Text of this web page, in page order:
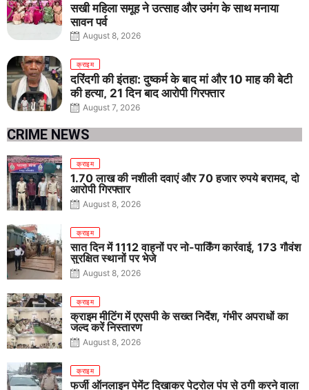
सखी महिला समूह ने उत्साह और उमंग के साथ मनाया
सावन पर्व
August 8, 2026
क्राइम
दरिंदगी की इंतहा: दुष्कर्म के बाद मां और 10 माह की बेटी
की हत्या, 21 दिन बाद आरोपी गिरफ्तार
August 7, 2026
CRIME NEWS
क्राइम
1.70 लाख की नशीली दवाएं और 70 हजार रुपये बरामद, दो
आरोपी गिरफ्तार
August 8, 2026
क्राइम
सात दिन में 1112 वाहनों पर नो-पार्किंग कार्रवाई, 173 गौवंश
सुरक्षित स्थानों पर भेजे
August 8, 2026
क्राइम
क्राइम मीटिंग में एएसपी के सख्त निर्देश, गंभीर अपराधों का
जल्द करें निस्तारण
August 8, 2026
क्राइम
फर्जी ऑनलाइन पेमेंट दिखाकर पेट्रोल पंप से ठगी करने वाला